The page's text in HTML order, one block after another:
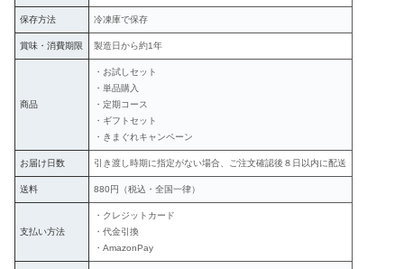
保存方法 冷凍庫で保存
賞味・消費期限 製造日から約1年
商品
・お試しセット
・単品購入
・定期コース
・ギフトセット
・きまぐれキャンペーン
お届け日数 引き渡し時期に指定がない場合、ご注文確認後８日以内に配送
送料 880円（税込・全国一律）
支払い方法
・クレジットカード
・代金引換
・AmazonPay